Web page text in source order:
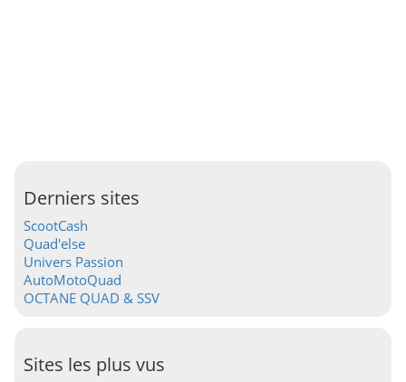
Derniers sites
ScootCash
Quad'else
Univers Passion
AutoMotoQuad
OCTANE QUAD & SSV
Sites les plus vus